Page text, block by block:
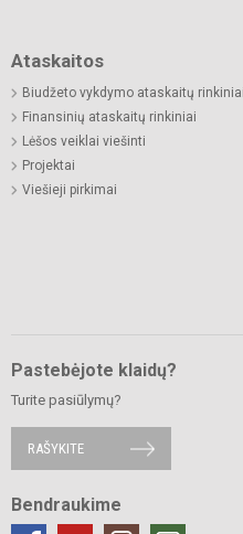
Ataskaitos
Biudžeto vykdymo ataskaitų rinkiniai
Finansinių ataskaitų rinkiniai
Lėšos veiklai viešinti
Projektai
Viešieji pirkimai
Pastebėjote klaidų?
Turite pasiūlymų?
RAŠYKITE
Bendraukime